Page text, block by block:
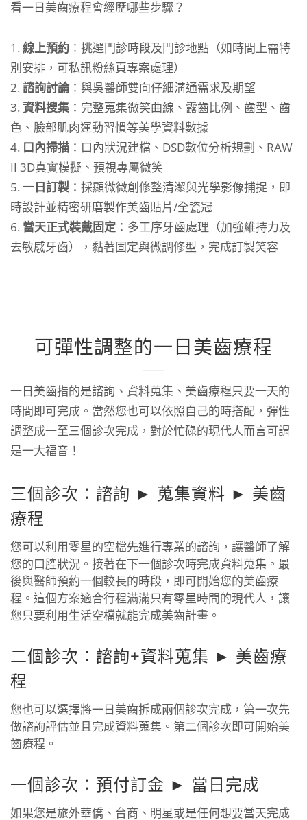
看一日美齒療程會經歷哪些步驟？
線上預約 ：挑選門診時段及門診地點（如時間上需特
別安排，可私訊粉絲頁專案處理）
諮詢討論 ：與吳醫師雙向仔細溝通需求及期望
資料搜集 ：完整蒐集微笑曲線、露齒比例、齒型、齒
色、臉部肌肉運動習慣等美學資料數據
口內掃描 ：口內狀況建檔、DSD數位分析規劃、RAW
II 3D真實模擬、預視專屬微笑
一日訂製 ：採顯微微創修整清潔與光學影像捕捉，即
時設計並精密研磨製作美齒貼片/全瓷冠
當天正式裝戴固定 ：多工序牙齒處理（加強維持力及
去敏感牙齒），黏著固定與微調修型，完成訂製笑容
可彈性調整的一日美齒療程
一日美齒指的是諮詢、資料蒐集、美齒療程只要一天的
時間即可完成。當然您也可以依照自己的時搭配，彈性
調整成一至三個診次完成，對於忙碌的現代人而言可謂
是一大福音！
三個診次：諮詢 ► 蒐集資料 ► 美齒
療程
您可以利用零星的空檔先進行專業的諮詢，讓醫師了解
您的口腔狀況。接著在下一個診次時完成資料蒐集。最
後與醫師預約一個較長的時段，即可開始您的美齒療
程。這個方案適合行程滿滿只有零星時間的現代人，讓
您只要利用生活空檔就能完成美齒計畫。
二個診次：諮詢+資料蒐集 ► 美齒療
程
您也可以選擇將一日美齒拆成兩個診次完成，第一次先
做諮詢評估並且完成資料蒐集。第二個診次即可開始美
齒療程。
一個診次：預付訂金 ► 當日完成
如果您是旅外華僑、台商、明星或是任何想要當天完成